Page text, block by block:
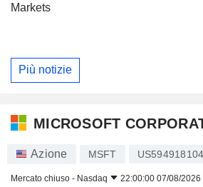
Markets
Più notizie
MICROSOFT
Azione MSFT
Mercato chiuso - Nasdaq 22:00:00 07/08/2026